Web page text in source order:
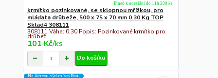
krmítko pozinkované, se sklopnou mřížkou, pro
mláďata drůbeže, 500 x 75 x 70 mm 0.30 Kg TOP
Sklad4 308111
308111 Váha: 0.30 Popis: Pozinkované krmítko pro
drůbež.
101 Kč/ks
Ihned k odeslání do 11h 200 ks
Do košíku
Na Adresu,Výd.místo,Boxu